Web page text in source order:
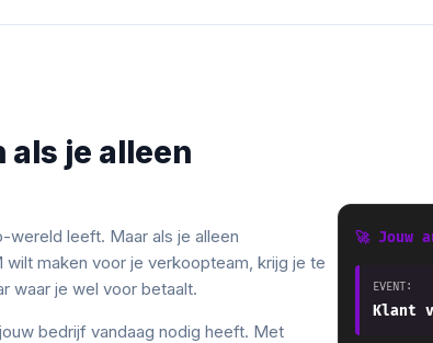
als je alleen
wereld leeft. Maar als je alleen
maken voor je verkoopteam, krijg je te
waar je wel voor betaalt.
bedrijf vandaag nodig heeft. Met
🚀 Jouw
EVENT:
Klant